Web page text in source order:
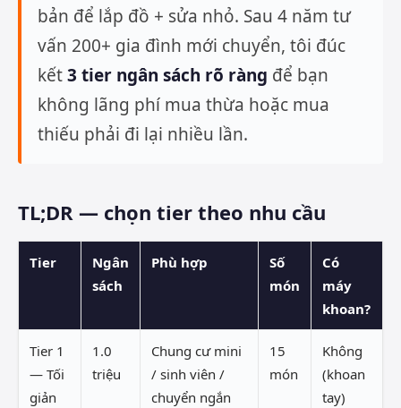
bản để lắp đồ + sửa nhỏ. Sau 4 năm tư
vấn 200+ gia đình mới chuyển, tôi đúc
kết3 tier ngân sách rõ ràng để bạn
không lãng phí mua thừa hoặc mua
thiếu phải đi lại nhiều lần.
TL;DR — chọn tier theo nhu cầu
Tier
Ngân
sách
Phù hợp
Số
món
Có
máy
khoan?
Tier 1
— Tối
giản
1.0
triệu
Chung cư mini
/ sinh viên /
chuyển ngắn
15
món
Không
(khoan
tay)